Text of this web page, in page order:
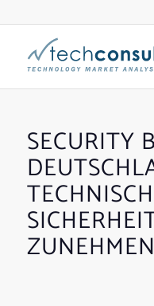
SECURITY